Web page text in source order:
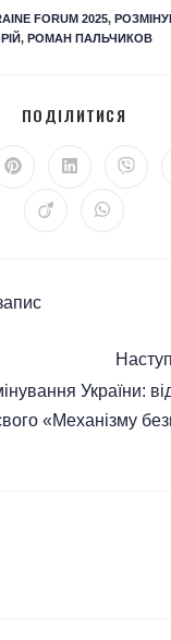
FORUM 2025,
, РОМАН ПАЛЬЧИКОВ
ПОДІЛИТИСЯ
України:
«Механізму